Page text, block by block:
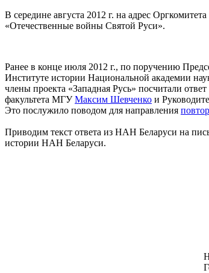
В середине августа 2012 г. на адрес
«Отечественные войны Святой Руси».
Ранее в конце июля 2012 г., по поручению
Институте истории Национальной академии
члены проекта «Западная Русь» посчитали
факультета МГУМаксим Шевченко и
Это послужило поводом для направления
Приводим текст ответа из НАН Беларуси на
истории НАН Беларуси.